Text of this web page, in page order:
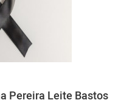
Pereira Leite Bastos